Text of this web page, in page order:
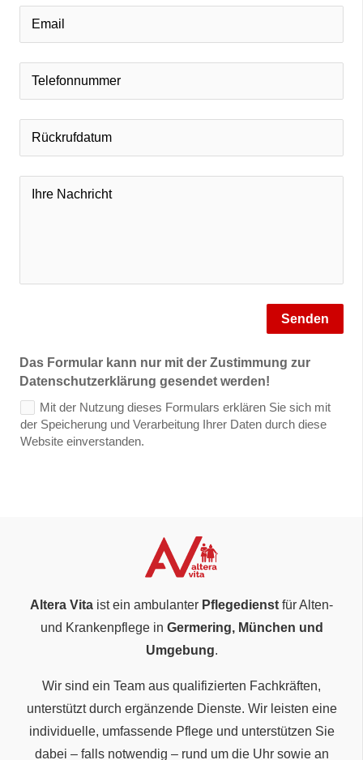
Senden
Das Formular kann nur mit der Zustimmung zur
Datenschutzerklärung gesendet werden!
Mit der Nutzung dieses Formulars erklären Sie sich mit
der Speicherung und Verarbeitung Ihrer Daten durch diese
Website einverstanden.
Altera Vita ist ein ambulanter Pflegedienst für Alten-
und Krankenpflege in Germering, München und
Umgebung.
Wir sind ein Team aus qualifizierten Fachkräften,
unterstützt durch ergänzende Dienste. Wir leisten eine
individuelle, umfassende Pflege und unterstützen Sie
dabei – falls notwendig – rund um die Uhr sowie an